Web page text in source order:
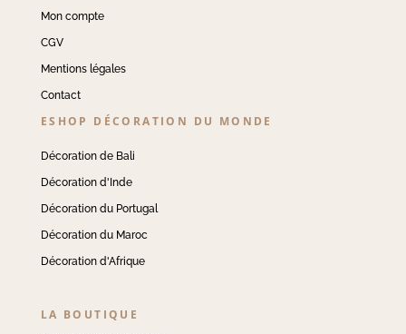
Mon compte
CGV
Mentions légales
Contact
ESHOP DÉCORATION DU MONDE
Décoration de Bali
Décoration d'Inde
Décoration du Portugal
Décoration du Maroc
Décoration d'Afrique
LA BOUTIQUE